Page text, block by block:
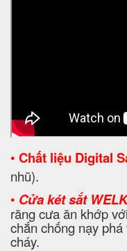
• Chất liệu Digital
nhũ).
• Cửa két sắt
răng cưa ăn khớp
chắn chống nạy
cháy.